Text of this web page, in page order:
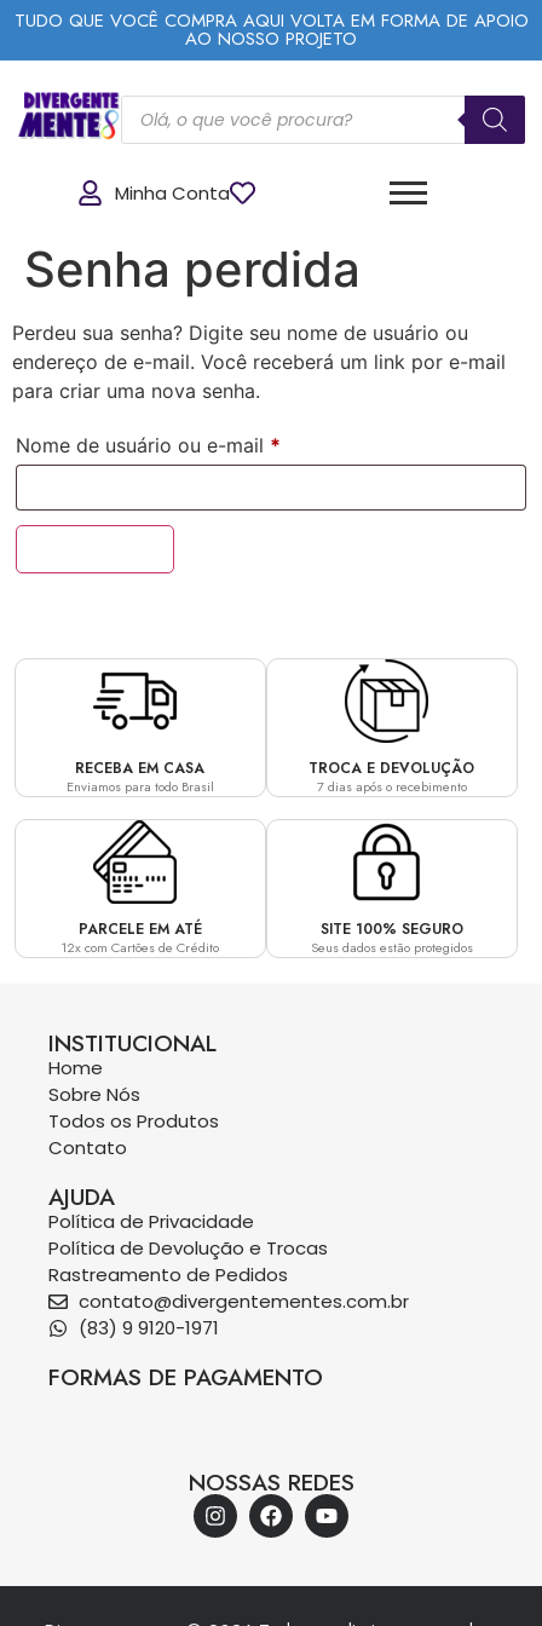
TUDO QUE VOCÊ COMPRA AQUI VOLTA EM FORMA DE APOIO
AO NOSSO PROJETO
Minha Conta
Senha perdida
Perdeu sua senha? Digite seu nome de usuário ou
endereço de e-mail. Você receberá um link por e-mail
para criar uma nova senha.
Nome de usuário ou e-mail *
RECEBA EM CASA
Enviamos para todo Brasil
TROCA E DEVOLUÇÃO
7 dias após o recebimento
PARCELE EM ATÉ
12x com Cartões de Crédito
SITE 100% SEGURO
Seus dados estão protegidos
INSTITUCIONAL
Home
Sobre Nós
Todos os Produtos
Contato
AJUDA
Política de Privacidade
Política de Devolução e Trocas
Rastreamento de Pedidos
contato@divergentementes.com.br
(83) 9 9120-1971
FORMAS DE PAGAMENTO
NOSSAS REDES